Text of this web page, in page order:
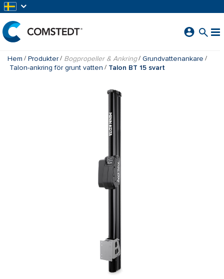
Hem Produkter Bogpropeller & Ankring
Grundvattenankare
Talon-ankring för grunt vatten
Talon BT 15 svart